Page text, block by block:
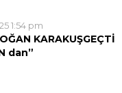
yaşındaki Ahmet
kaybetti. Edinilen
(12 Ekim 2025) pazar
1:54 pm
KARAKUŞGEÇTİ
dan”